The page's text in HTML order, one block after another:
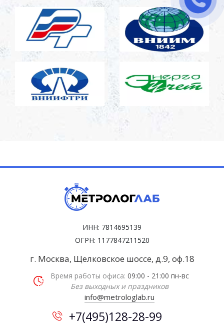
ИНН: 7814695139
ОГРН: 1177847211520
г. Москва, Щелковское шоссе, д.9, оф.18
Время работы офиса: 09:00 - 21:00 пн-вс
Без выходных и праздников
info@metrologlab.ru
+7(495)128-28-99